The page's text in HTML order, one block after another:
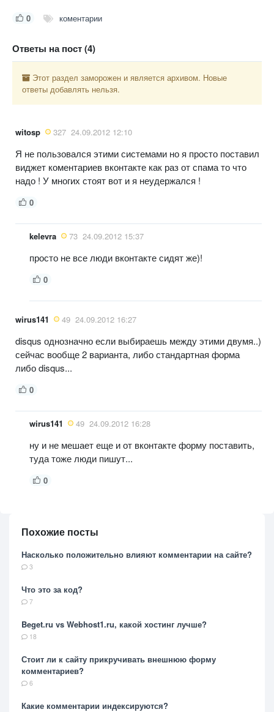
0 коментарии
Ответы на пост (4)
Этот раздел заморожен и является архивом. Новые
ответы добавлять нельзя.
witosp 327 24.09.2012 12:10
Я не пользовался этими системами но я просто поставил
виджет коментариев вконтакте как раз от спама то что
надо ! У многих стоят вот и я неудержался !
0
kelevra 73 24.09.2012 15:37
просто не все люди вконтакте сидят же)!
0
wirus141 49 24.09.2012 16:27
disqus однозначно если выбираешь между этими двумя..)
сейчас вообще 2 варианта, либо стандартная форма
либо disqus...
0
wirus141 49 24.09.2012 16:28
ну и не мешает еще и от вконтакте форму поставить,
туда тоже люди пишут...
0
Похожие посты
Насколько положительно влияют комментарии на сайте?
3
Что это за код?
7
Beget.ru vs Webhost1.ru, какой хостинг лучше?
18
Стоит ли к сайту прикручивать внешнюю форму
комментариев?
6
Какие комментарии индексируются?